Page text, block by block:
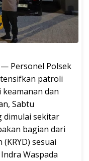
— Personel Polsek
patroli
dan
Sabtu
dimulai sekitar
bagian dari
sesuai
Waspada